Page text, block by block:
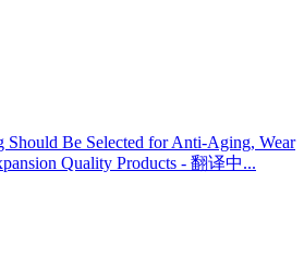
Should Be Selected for Anti-Aging, Wear
Quality Products - 翻译中...